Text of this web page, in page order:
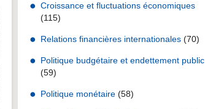
Croissance et fluctuations économiques
(115)
Relations financières internationales (70)
Politique budgétaire et endettement public
(59)
Politique monétaire (58)